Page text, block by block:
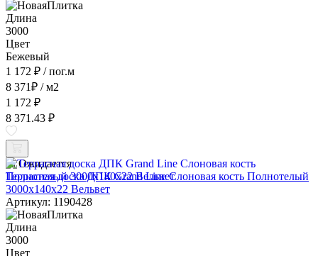
Длина
3000
Цвет
Бежевый
1 172 ₽ / пог.м
8 371₽ / м2
1 172 ₽
8 371.43 ₽
Ожидается
Террасная доска ДПК Grand Line Слоновая кость Полнотелый
3000x140x22 Вельвет
Артикул: 1190428
Длина
3000
Цвет